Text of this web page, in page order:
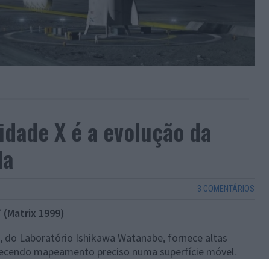
X é a evolução da
3 COMENTÁRIOS
1999)
Laboratório Ishikawa Watanabe, fornece altas
mapeamento preciso numa superfície móvel.